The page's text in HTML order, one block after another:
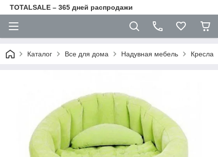
TOTALSALE – 365 дней распродажи
Каталог Все для дома Надувная мебель Кресла